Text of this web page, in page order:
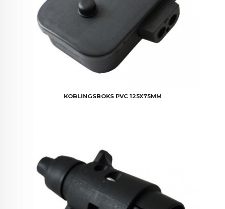
KOBLINGSBOKS PVC 125X75MM